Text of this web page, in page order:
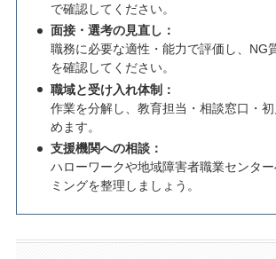
で確認してください。
面接・選考の見直し：
職務に必要な適性・能力で評価し、NG
を確認してください。
職域と受け入れ体制：
作業を分解し、教育担当・相談窓口・
めます。
支援機関への相談：
ハローワークや地域障害者職業センタ
ミングを整理しましょう。